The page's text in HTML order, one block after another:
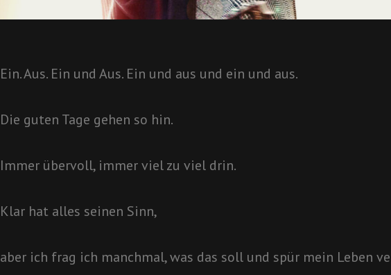
Ein. Aus. Ein und Aus. Ein und aus und ein und aus.
Die guten Tage gehen so hin.
Immer übervoll, immer viel zu viel drin.
Klar hat alles seinen Sinn,
aber ich frag ich manchmal, was das soll und spür mein Leben